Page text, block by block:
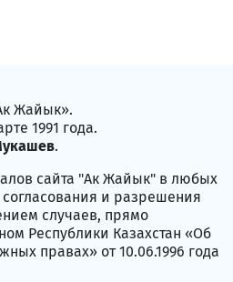
Жайык».
1991 года.
.
сайта "Ак Жайык" в любых
и разрешения
случаев, прямо
Республики Казахстан «Об
правах» от 10.06.1996 года